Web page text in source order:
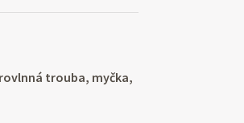
trouba, myčka,